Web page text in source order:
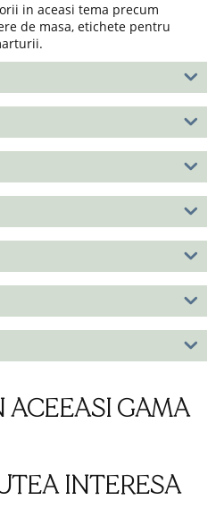
in aceasi tema precum
de masa, etichete pentru
ACEEASI GAMA
INTERESA